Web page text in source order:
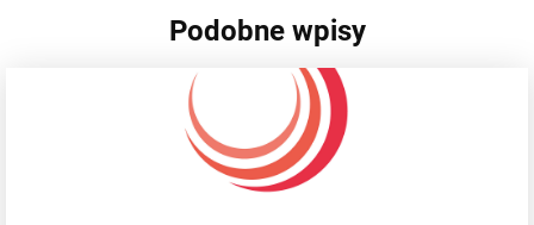
Podobne wpisy